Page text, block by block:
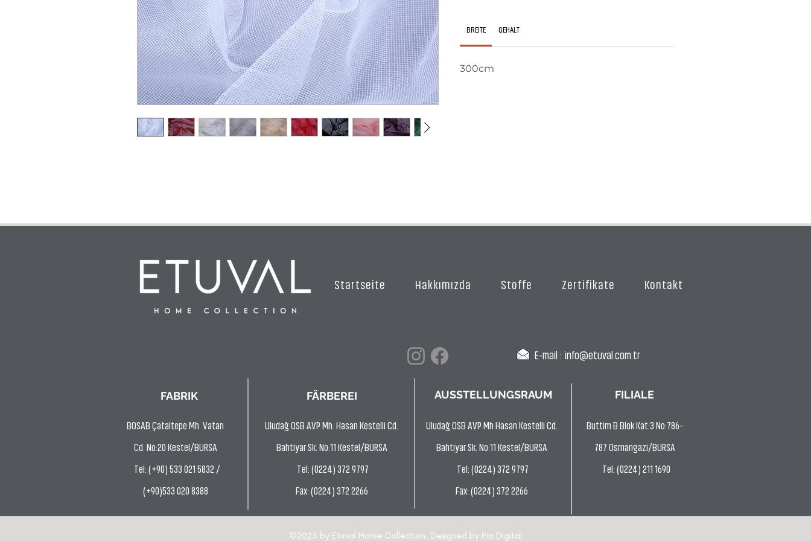
BREITE GEHALT
300cm
Startseite Hakkımızda Stoffe Zertifikate Kontakt
E-mail : info@etuval.com.tr
FABRIK FÄRBEREI AUSSTELLUNGSRAUM FILIALE
BOSAB Çataltepe Mh. Vatan
Cd. No:20 Kestel/BURSA
Tel: (+90) 533 021 5832 /
(+90)533 020 8388
Uludağ OSB AVP Mh. Hasan Kestelli Cd.
Bahtiyar Sk. No:11 Kestel/BURSA
Tel: (0224) 372 9797
Fax: (0224) 372 2266
Uludağ OSB AVP Mh Hasan Kestelli Cd.
Bahtiyar Sk. No:11 Kestel/BURSA
Tel: (0224) 372 9797
Fax: (0224) 372 2266
Buttim B Blok Kat:3 No:786-
787 Osmangazi/BURSA
Tel: (0224) 211 1690
©2023 by Etuval Home Collection. Designed by Pia Digital